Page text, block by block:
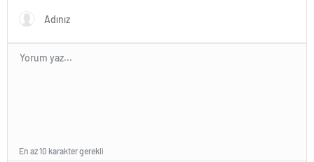
En az 10 karakter gerekli